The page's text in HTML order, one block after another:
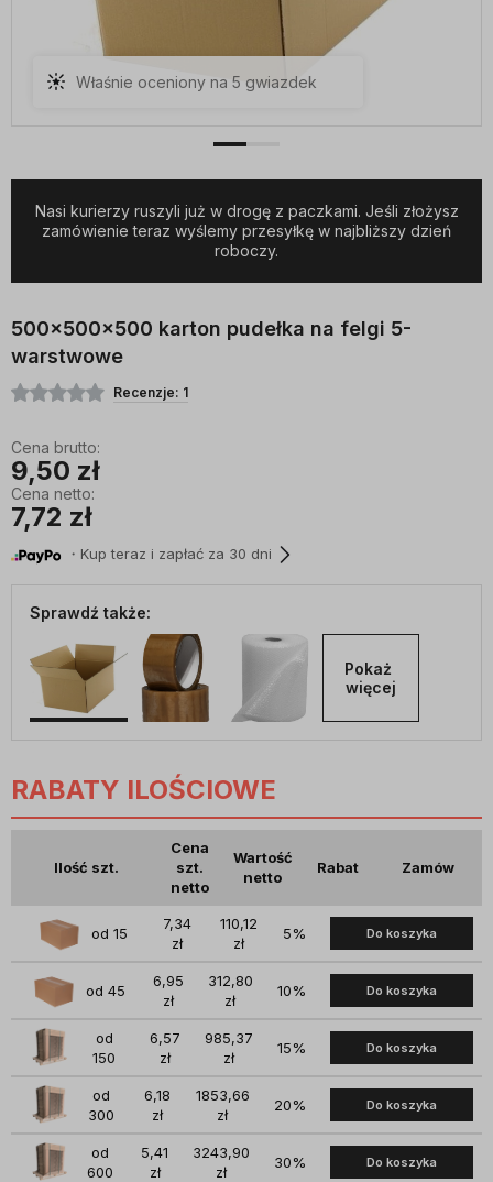
Właśnie oceniony na 5 gwiazdek
Nasi kurierzy ruszyli już w drogę z paczkami. Jeśli złożysz
zamówienie teraz wyślemy przesyłkę w najbliższy dzień
roboczy.
500x500x500 karton pudełka na felgi 5-
warstwowe
Recenzje: 1
Cena brutto:
9,50 zł
Cena netto:
7,72 zł
・Kup teraz i zapłać za 30 dni
Sprawdź także:
Pokaż
więcej
RABATY ILOŚCIOWE
Ilość szt.
Cena
szt.
netto
Wartość
netto
Rabat Zamów
od 15
7,34
zł
110,12
zł
5% Do koszyka
od 45
6,95
zł
312,80
zł
10% Do koszyka
od
150
6,57
zł
985,37
zł
15% Do koszyka
od
300
6,18
zł
1853,66
zł
20% Do koszyka
od
600
5,41
zł
3243,90
zł
30% Do koszyka